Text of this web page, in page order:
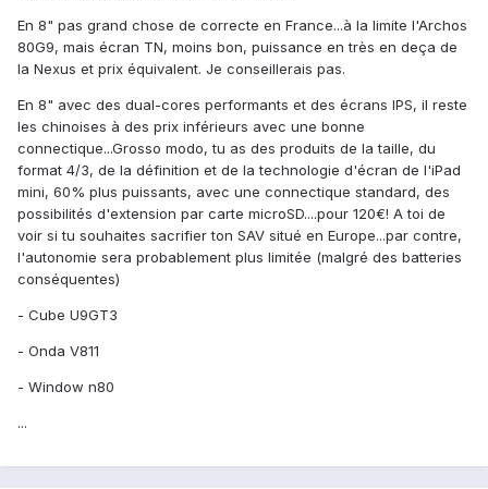
En 8" pas grand chose de correcte en France...à la limite l'Archos
80G9, mais écran TN, moins bon, puissance en très en deça de
la Nexus et prix équivalent. Je conseillerais pas.
En 8" avec des dual-cores performants et des écrans IPS, il reste
les chinoises à des prix inférieurs avec une bonne
connectique...Grosso modo, tu as des produits de la taille, du
format 4/3, de la définition et de la technologie d'écran de l'iPad
mini, 60% plus puissants, avec une connectique standard, des
possibilités d'extension par carte microSD....pour 120€! A toi de
voir si tu souhaites sacrifier ton SAV situé en Europe...par contre,
l'autonomie sera probablement plus limitée (malgré des batteries
conséquentes)
- Cube U9GT3
- Onda V811
- Window n80
...